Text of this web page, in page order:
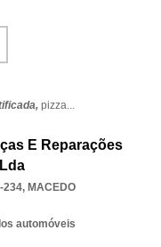
pizza...
E Reparações
234, MACEDO
automóveis